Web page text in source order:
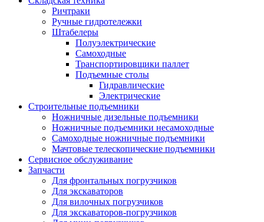
Ричтраки
Ручные гидротележки
Штабелеры
Полуэлектрические
Самоходные
Транспортировщики паллет
Подъемные столы
Гидравлические
Электрические
Строительные подъемники
Ножничные дизельные подъемники
Ножничные подъемники несамоходные
Самоходные ножничные подъемники
Мачтовые телескопические подъемники
Сервисное обслуживание
Запчасти
Для фронтальных погрузчиков
Для экскаваторов
Для вилочных погрузчиков
Для экскаваторов-погрузчиков